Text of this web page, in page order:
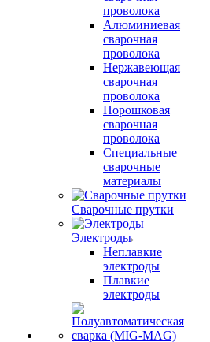
проволока
Алюминиевая
сварочная
проволока
Нержавеющая
сварочная
проволока
Порошковая
сварочная
проволока
Специальные
сварочные
материалы
Сварочные прутки
Электроды
Неплавкие
электроды
Плавкие
электроды